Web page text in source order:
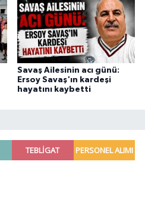
Savaş Ailesinin acı günü:
Ersoy Savaş'ın kardeşi
hayatını kaybetti